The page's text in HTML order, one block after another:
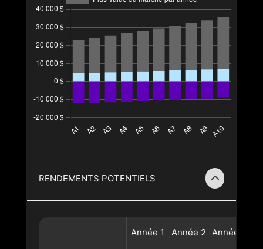
RENDEMENTS POTENTIELS
Année 1 Année 2 Année